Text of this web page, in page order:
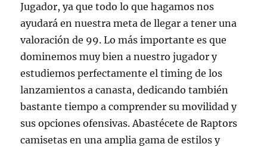
Jugador, ya que todo lo que hagamos nos
ayudará en nuestra meta de llegar a tener una
valoración de 99. Lo más importante es que
dominemos muy bien a nuestro jugador y
estudiemos perfectamente el timing de los
lanzamientos a canasta, dedicando también
bastante tiempo a comprender su movilidad y
sus opciones ofensivas. Abastécete de Raptors
camisetas en una amplia gama de estilos y